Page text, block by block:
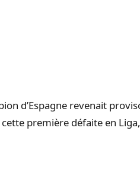
d’Espagne revenait
première défaite en